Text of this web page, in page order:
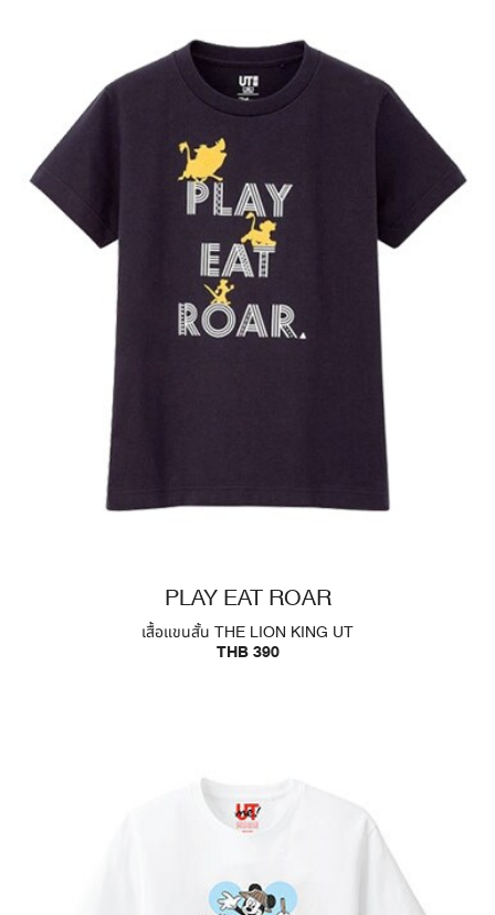
PLAY EAT ROAR
เสื้อแขนสั้น THE LION KING UT
THB 390